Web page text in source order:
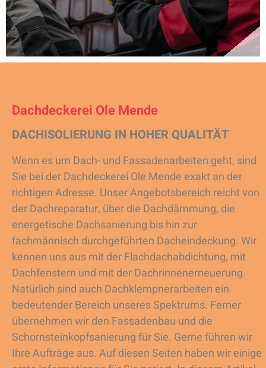
Dachdeckerei Ole Mende
DACHISOLIERUNG IN HOHER QUALITÄT
Wenn es um Dach- und Fassadenarbeiten geht, sind
Sie bei der Dachdeckerei Ole Mende exakt an der
richtigen Adresse. Unser Angebotsbereich reicht von
der Dachreparatur, über die Dachdämmung, die
energetische Dachsanierung bis hin zur
fachmännisch durchgeführten Dacheindeckung. Wir
kennen uns aus mit der Flachdachabdichtung, mit
Dachfenstern und mit der Dachrinnenerneuerung.
Natürlich sind auch Dachklempnerarbeiten ein
bedeutender Bereich unseres Spektrums. Ferner
übernehmen wir den Fassadenbau und die
Schornsteinkopfsanierung für Sie. Gerne führen wir
Ihre Aufträge aus. Auf diesen Seiten haben wir einige